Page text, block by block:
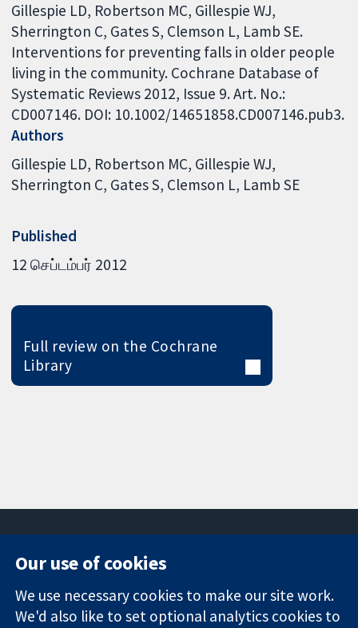
Gillespie LD, Robertson MC, Gillespie WJ,
Sherrington C, Gates S, Clemson L, Lamb SE.
Interventions for preventing falls in older people
living in the community. Cochrane Database of
Systematic Reviews 2012, Issue 9. Art. No.:
CD007146. DOI: 10.1002/14651858.CD007146.pub3.
Authors
Gillespie LD Robertson MC Gillespie WJ
Sherrington C Gates S Clemson L Lamb SE
Published
12 செப்டம்பர் 2012
Full review on the Cochrane
Library
Trusted
Square
London
News
Press office
Our use of cookies
We use necessary cookies to make our site work.
We'd also like to set optional analytics cookies to